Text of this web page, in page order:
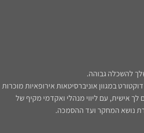
להשכלה גבוהה.
דוקטורט במגוון אוניברסיטאות אירופאיות מוכרות
לך אישית, עם ליווי מנהלי ואקדמי מקיף של
נושא המחקר ועד ההסמכה.